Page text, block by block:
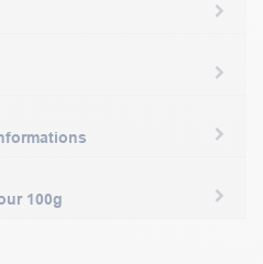
100g